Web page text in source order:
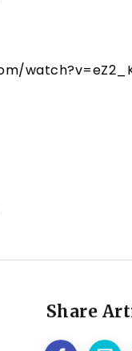
Share